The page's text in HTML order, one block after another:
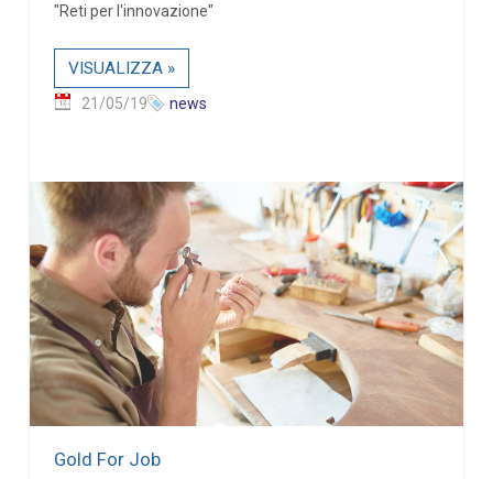
"Reti per l'innovazione"
VISUALIZZA »
21/05/19 news
Gold For Job